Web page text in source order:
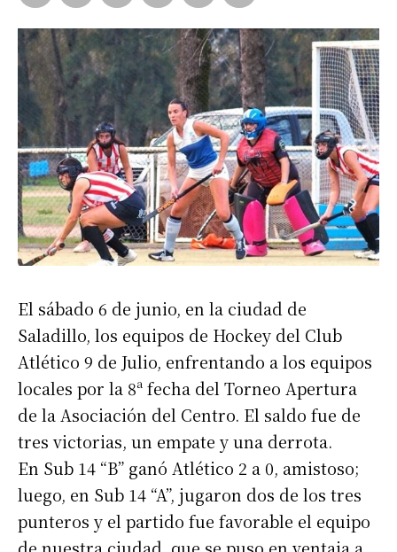
El sábado 6 de junio, en la ciudad de
Saladillo, los equipos de Hockey del Club
Atlético 9 de Julio, enfrentando a los equipos
locales por la 8ª fecha del Torneo Apertura
de la Asociación del Centro. El saldo fue de
tres victorias, un empate y una derrota.
En Sub 14 “B” ganó Atlético 2 a 0, amistoso;
luego, en Sub 14 “A”, jugaron dos de los tres
punteros y el partido fue favorable el equipo
de nuestra ciudad, que se puso en ventaja a